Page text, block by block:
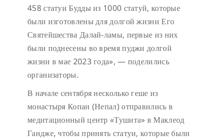
458 статуи Будды из 1000 статуй, которые
были изготовлены для долгой жизни Его
Святейшества Далай-ламы, первые из них
были поднесены во время пуджи долгой
жизни в мае 2023 года», — поделились
организаторы.
В начале сентября несколько геше из
монастыря Копан (Непал) отправились в
медитационный центр «Тушита» в Маклеод
Гандже, чтобы принять статуи, которые были